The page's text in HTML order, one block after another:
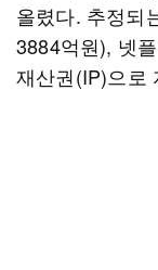
올렸다. 추정되
3884억원), 넷
재산권(IP)으로